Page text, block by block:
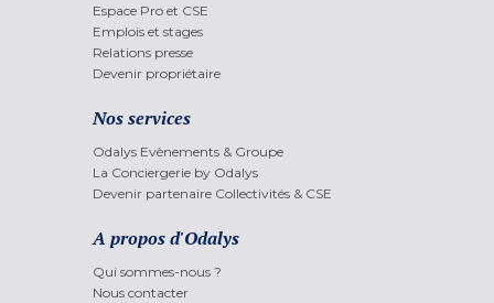
Espace Pro et CSE
Emplois et stages
Relations presse
Devenir propriétaire
Nos services
Odalys Evènements & Groupe
La Conciergerie by Odalys
Devenir partenaire Collectivités & CSE
A propos d'Odalys
Qui sommes-nous ?
Nous contacter